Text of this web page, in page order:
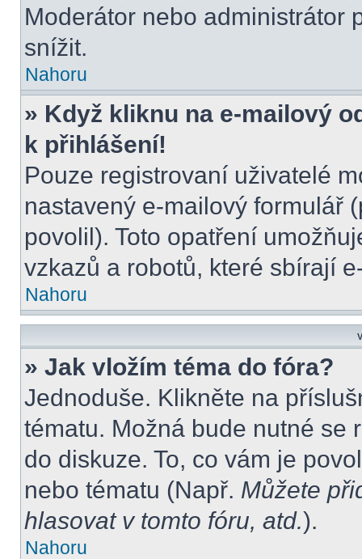
Moderátor nebo administrátor
snížit.
Nahoru
» Když kliknu na e-mailový
k přihlášení!
Pouze registrovaní uživatelé
nastavený e-mailový formulář
povolil). Toto opatření
vzkazů a robotů, které sbírají
Nahoru
» Jak vložím téma do fóra?
Jednoduše. Klikněte na
tématu. Možná bude nutné se
do diskuze. To, co vám je
nebo tématu (Např. Můžete
hlasovat v tomto fóru, atd.).
Nahoru